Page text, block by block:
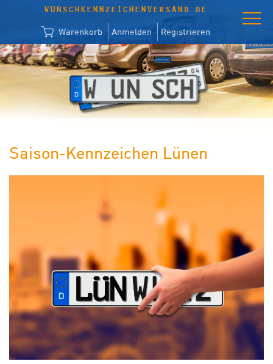
WUNSCHKENNZEICHENVERSAND.DE
Warenkorb Anmelden Registrieren
Saison-Kennzeichen Lünen